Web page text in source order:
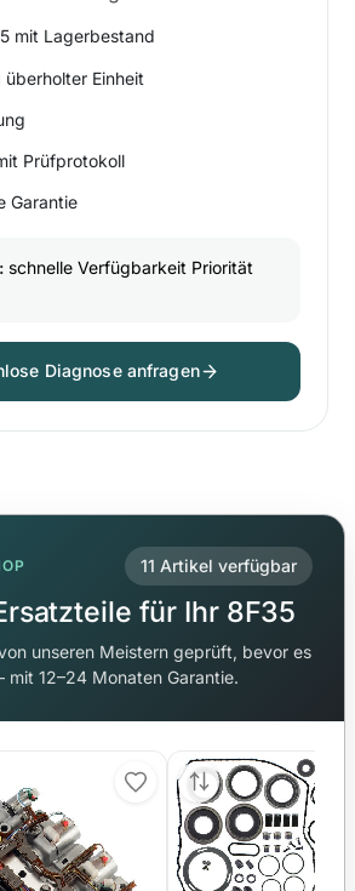
mit Lagerbestand
Einheit
Prüfprotokoll
Garantie
schnelle Verfügbarkeit Priorität
Diagnose anfragen
11 Artikel verfügbar
für Ihr 8F35
unseren Meistern geprüft, bevor es
12–24 Monaten Garantie.